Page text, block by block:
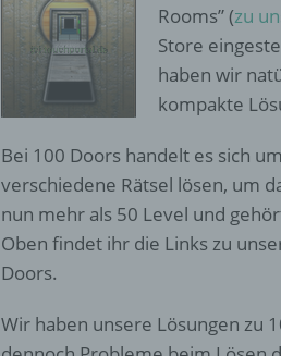
Rooms” (zu
Store
haben wir
kompakte
Bei 100 Doors handelt es sich
verschiedene Rätsel lösen, um
nun mehr als 50 Level und
Oben findet ihr die Links zu
Doors.
Wir haben unsere Lösungen zu